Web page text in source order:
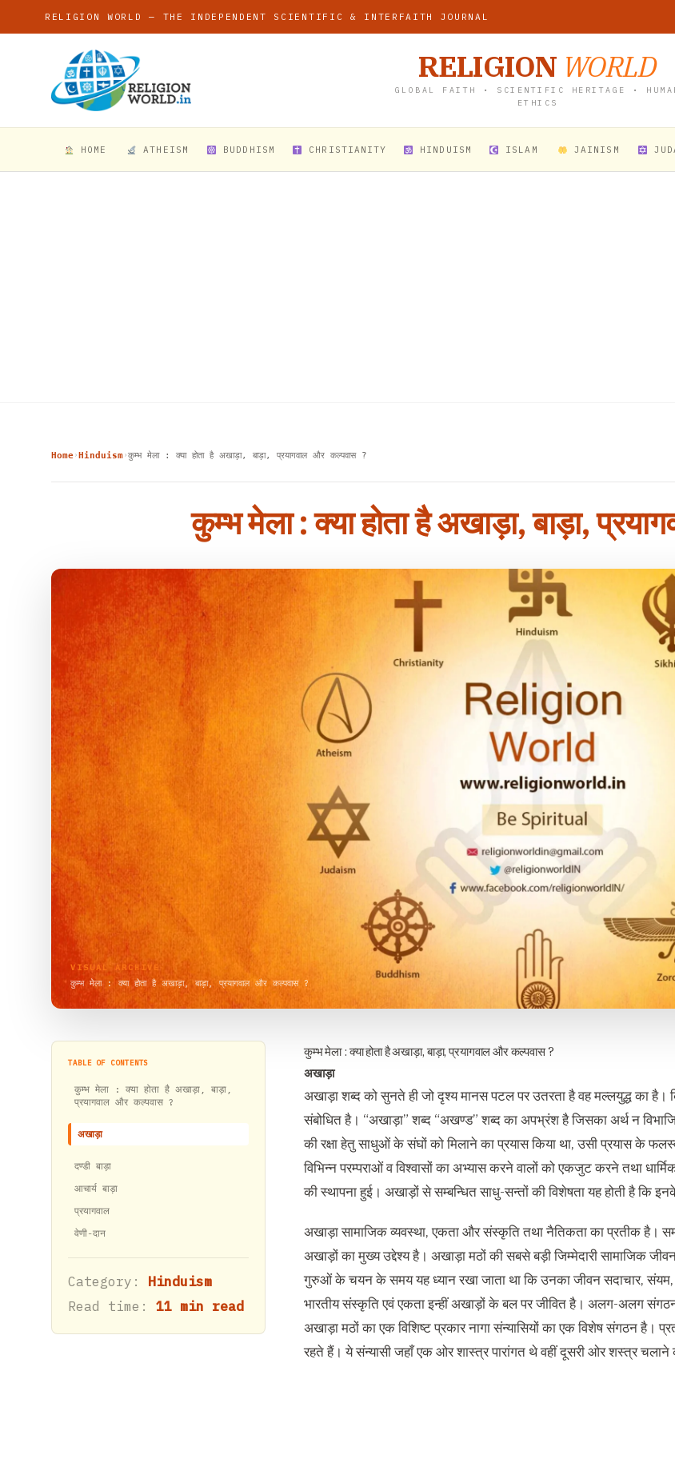
RELIGION WORLD — THE INDEPENDENT SCIENTIFIC & INTERFAITH JOURNAL
RELIGION WORLD
GLOBAL FAITH • SCIENTIFIC HERITAGE •
ETHICS
HOME ATHEISM BUDDHISM CHRISTIANITY HINDUISM ISLAM JAINISM
Home›Hinduism›कुम्भ मेला : क्या होता है अखाड़ा, बाड़ा, प्रयागवाल और कल्पवास ?
कुम्भ मेला : क्या होता है अखाड़ा, बाड़ा,
VISUAL ARCHIVE
कुम्भ मेला : क्या होता है अखाड़ा, बाड़ा, प्रयागवाल और कल्पवास ?
TABLE OF CONTENTS
कुम्भ मेला : क्या होता है अखाड़ा, बाड़ा,
प्रयागवाल और कल्पवास ?
अखाड़ा
दण्डी बाड़ा
आचार्य बाड़ा
प्रयागवाल
वेणी-दान
Category: Hinduism
Read time: 11 min read
कुम्भ मेला : क्या होता है अखाड़ा, बाड़ा, प्रयागवाल और कल्पवास ?
अखाड़ा
अखाड़ा शब्द को सुनते ही जो दृश्य मानस पटल पर उतरता है वह मल्लयुद्ध का है।
संबोधित है। “अखाड़ा” शब्द “अखण्ड” शब्द का अपभ्रंश है जिसका अर्थ न
की रक्षा हेतु साधुओं के संघों को मिलाने का प्रयास किया था, उसी प्रयास के
विभिन्न परम्पराओं व विश्वासों का अभ्यास करने वालों को एकजुट करने तथा
की स्थापना हुई। अखाड़ों से सम्बन्धित साधु-सन्तों की विशेषता यह होती है कि
अखाड़ा सामाजिक व्यवस्था, एकता और संस्कृति तथा नैतिकता का प्रतीक है।
अखाड़ों का मुख्य उद्देश्य है। अखाड़ा मठों की सबसे बड़ी जिम्मेदारी सामाजिक
गुरुओं के चयन के समय यह ध्यान रखा जाता था कि उनका जीवन सदाचार, संयम,
भारतीय संस्कृति एवं एकता इन्हीं अखाड़ों के बल पर जीवित है। अलग-अलग
अखाड़ा मठों का एक विशिष्ट प्रकार नागा संन्यासियों का एक विशेष संगठन है।
रहते हैं। ये संन्यासी जहाँ एक ओर शास्त्र पारांगत थे वहीं दूसरी ओर शस्त्र चलाने